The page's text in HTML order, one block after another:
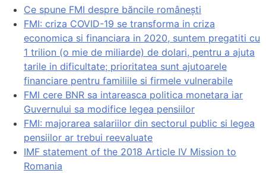
Ce spune FMI despre băncile românești
FMI: criza COVID-19 se transforma in criza
economica si financiara in 2020, suntem pregatiti cu
1 trilion (o mie de miliarde) de dolari, pentru a ajuta
tarile in dificultate; prioritatea sunt ajutoarele
financiare pentru familiile si firmele vulnerabile
FMI cere BNR sa intareasca politica monetara iar
Guvernului sa modifice legea pensiilor
FMI: majorarea salariilor din sectorul public si legea
pensiilor ar trebui reevaluate
IMF statement of the 2018 Article IV Mission to
Romania